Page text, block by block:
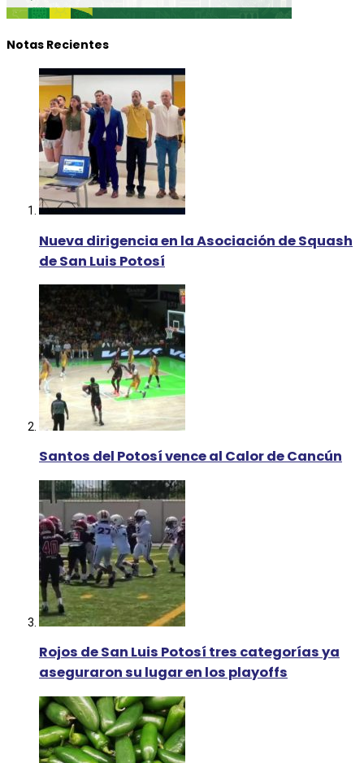
Notas Recientes
Nueva dirigencia en la Asociación de Squash
de San Luis Potosí
Santos del Potosí vence al Calor de Cancún
Rojos de San Luis Potosí tres categorías ya
aseguraron su lugar en los playoffs